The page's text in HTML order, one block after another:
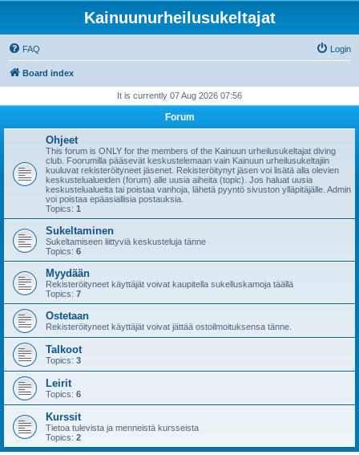
Kainuunurheilusukeltajat
FAQ Login
Board index
It is currently 07 Aug 2026 07:56
Forum
Ohjeet
This forum is ONLY for the members of the Kainuun urheilusukeltajat diving
club. Foorumilla pääsevät keskustelemaan vain Kainuun urheilusukeltajiin
kuuluvat rekisteröityneet jäsenet. Rekisteröitynyt jäsen voi lisätä alla olevien
keskustelualueiden (forum) alle uusia aiheita (topic). Jos haluat uusia
keskustelualueita tai poistaa vanhoja, lähetä pyyntö sivuston ylläpitäjälle. Admin
voi poistaa epäasiallisia postauksia.
Topics: 1
Sukeltaminen
Sukeltamiseen liittyviä keskusteluja tänne
Topics: 6
Myydään
Rekisteröityneet käyttäjät voivat kaupitella sukelluskamoja täällä
Topics: 7
Ostetaan
Rekisteröityneet käyttäjät voivat jättää ostoilmoituksensa tänne.
Talkoot
Topics: 3
Leirit
Topics: 6
Kurssit
Tietoa tulevista ja menneistä kursseista
Topics: 2